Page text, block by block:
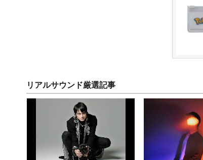
リアルサウンド厳選記事